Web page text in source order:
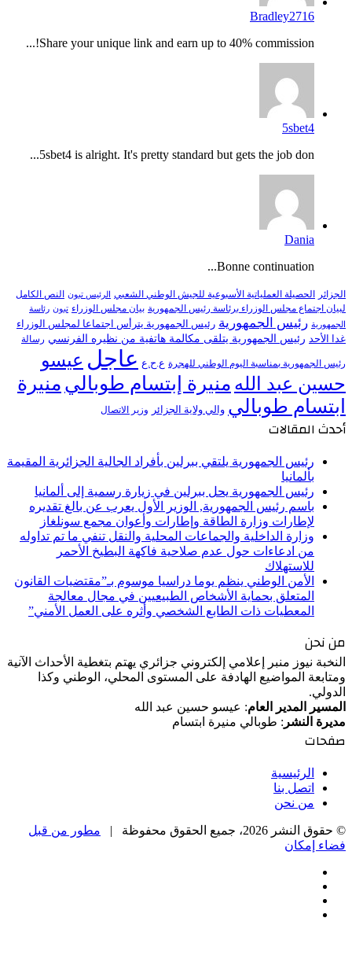
Bradley2716
Share your unique link and earn up to 40% commission!...
5sbet4
5sbet4 is alright. It's pretty standard but gets the job don...
Dania
Bonne continuation...
الجزائر الحصيلة العملياتية الأسبوعية للجيش الوطني الشعبي الرئيس تبون النص الكامل
لبيان اجتماع مجلس الوزراء برئاسة رئيس الجمهورية بيان مجلس الوزراء تبون رئاسة
الجمهورية رئيس الجمهورية رئيس الجمهورية يترأس اجتماعا لمجلس الوزراء
غدا الأحد رئيس الجمهورية يتلقى مكالمة هاتفية من نظيره الفرنسي رسالة
رئيس الجمهورية بمناسبة اليوم الوطني للهجرة ع.ح.ع عاجل عيسو
حسين عبد الله منيرة إبتسام طوبالي منيرة
ابتسام طوبالي والي ولاية الجزائر وزير الاتصال
أحدث المقالات
رئيس الجمهورية يلتقي ببرلين بأفراد الجالية الجزائرية المقيمة
بألمانيا
رئيس الجمهورية يحل ببرلين في زيارة رسمية إلى ألمانيا
باسم رئيس الجمهورية, الوزير الأول يعرب عن بالغ تقديره
لإطارات وزارة الطاقة وإطارات وأعوان مجمع سونلغاز
وزارة الداخلية والجماعات المحلية والنقل تنفي ما تم تداوله
من ادعاءات حول عدم صلاحية فاكهة البطيخ الأحمر
للاستهلاك
الأمن الوطني ينظم يوما دراسيا موسوم بـ”مقتضيات القانون
المتعلق بحماية الأشخاص الطبيعيين في مجال معالجة
المعطيات ذات الطابع الشخصي وأثره على العمل الأمني”
من نحن
النخبة نيوز منبر إعلامي إلكتروني جزائري يهتم بتغطية الأحداث الآنية
ومتابعة المواضيع الهادفة على المستوى المحلي، الوطني وكذا
الدولي.
المسير المدير العام: عيسو حسين عبد الله
مديرة النشر : طوبالي منيرة ابتسام
صفحات
الرئيسية
اتصل بنا
من نحن
© حقوق النشر 2026، جميع الحقوق محفوظة |
مطور من قبل
فضاء إمكان